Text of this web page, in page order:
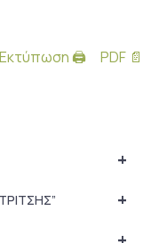
Εκτύπωση 🖨 PDF 📄
+
+